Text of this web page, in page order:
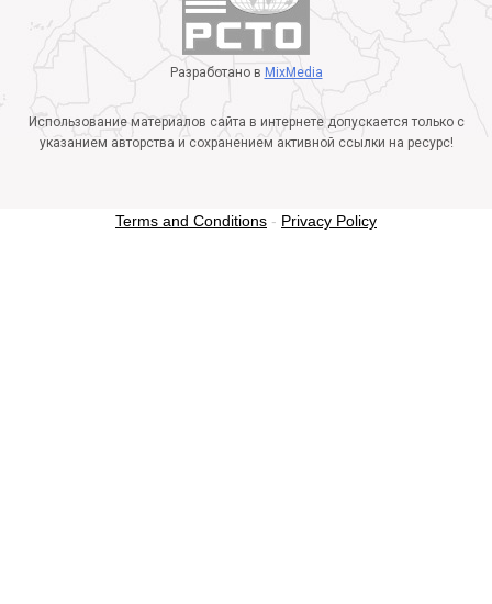
Разработано в MixMedia
Использование материалов сайта в интернете допускается только с
указанием авторства и сохранением активной ссылки на ресурс!
Terms and Conditions - Privacy Policy